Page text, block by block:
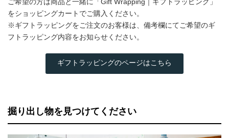
をショッピングカートでご購入ください。
※ギフトラッピングをご注文のお客様は、備考欄にてご希望のギ
フトラッピング内容をお知らせください。
ギフトラッピングのページはこちら
掘り出し物を見つけてください